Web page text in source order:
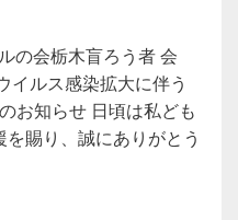
の会栃木盲ろう者 会
ルス感染拡大に伴う
お知らせ 日頃は私ども
賜り、誠にありがとう
要】新型コロナウイルス